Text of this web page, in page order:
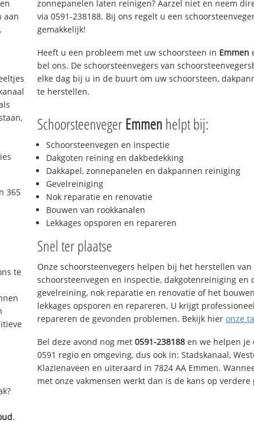
aan
365
te
.
zonnepanelen laten reinigen? Aarzel niet en neem
via 0591-238188. Bij ons regelt u een
gemakkelijk!
Heeft u een probleem met uw schoorsteen in Emmen
bel ons. De schoorsteenvegers van
elke dag bij u in de buurt om uw schoorsteen,
te herstellen.
Schoorsteenveger Emmen helpt bij:
Schoorsteenvegen en inspectie
Dakgoten reining en dakbedekking
Dakkapel, zonnepanelen en dakpannen reiniging
Gevelreiniging
Nok reparatie en renovatie
Bouwen van rookkanalen
Lekkages opsporen en repareren
Snel ter plaatse
Onze schoorsteenvegers helpen bij het herstellen van
schoorsteenvegen en inspectie, dakgotenreiniging en
gevelreining, nok reparatie en renovatie of het
lekkages opsporen en repareren. U krijgt
repareren de gevonden problemen. Bekijk hier onze
Bel deze avond nog met 0591-238188 en we helpen je
0591 regio en omgeving, dus ook in: Stadskanaal,
Klazienaveen en uiteraard in 7824 AA Emmen.
met onze vakmensen werkt dan is de kans op